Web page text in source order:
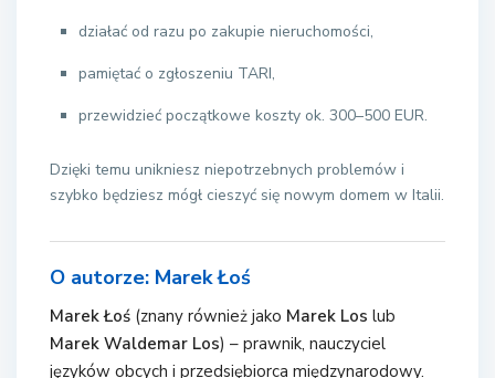
działać od razu po zakupie nieruchomości,
pamiętać o zgłoszeniu TARI,
przewidzieć początkowe koszty ok. 300–500 EUR.
Dzięki temu unikniesz niepotrzebnych problemów i
szybko będziesz mógł cieszyć się nowym domem w Italii.
O autorze: Marek Łoś
Marek Łoś (znany również jako Marek Los lub
Marek Waldemar Los) – prawnik, nauczyciel
języków obcych i przedsiębiorca międzynarodowy.